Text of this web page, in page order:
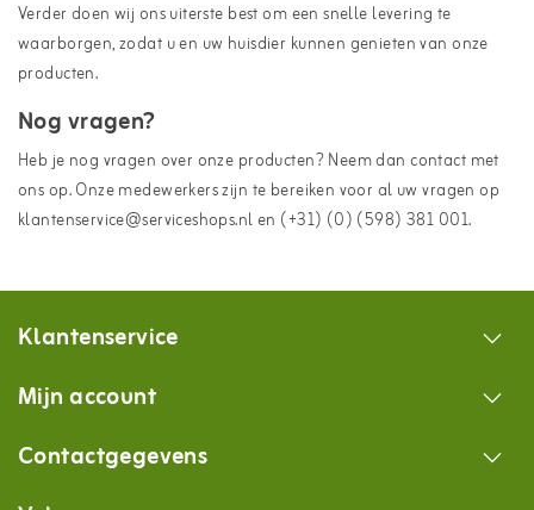
Verder doen wij ons uiterste best om een snelle levering te
waarborgen, zodat u en uw huisdier kunnen genieten van onze
producten.
Nog vragen?
Heb je nog vragen over onze producten? Neem dan contact met
ons op. Onze medewerkers zijn te bereiken voor al uw vragen op
klantenservice@serviceshops.nl en (+31) (0) (598) 381 001.
Klantenservice
Mijn account
Contactgegevens